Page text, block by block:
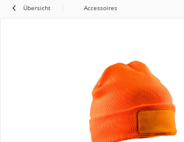
Übersicht Accessoires